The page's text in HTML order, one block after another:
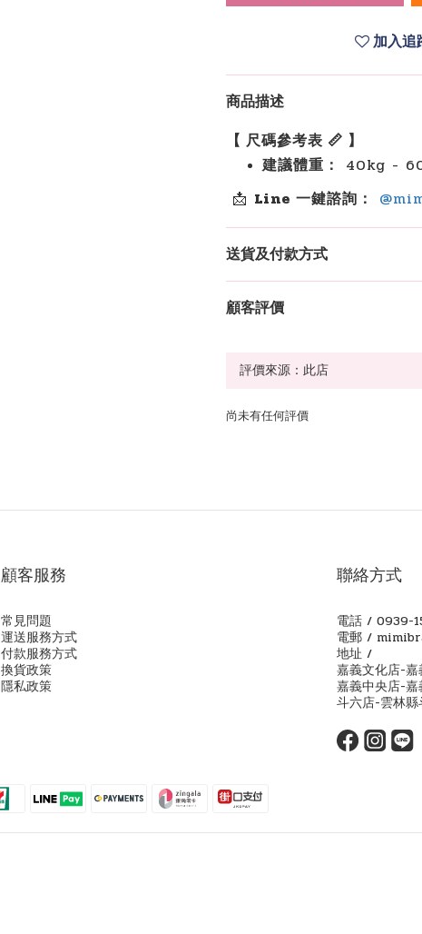
加入追
商品描述
【 尺碼參考表 📏 】
建議體重： 40kg -
📩 Line 一鍵諮詢：
送貨及付款方式
顧客評價
尚未有任何評價
顧客服務
常見問題
運送服務方式
付款服務方式
換貨政策
隱私政策
聯絡方式
電話 / 0939-
電郵 /
地址 /
嘉義文化店-
嘉義中央店-
斗六店-雲林